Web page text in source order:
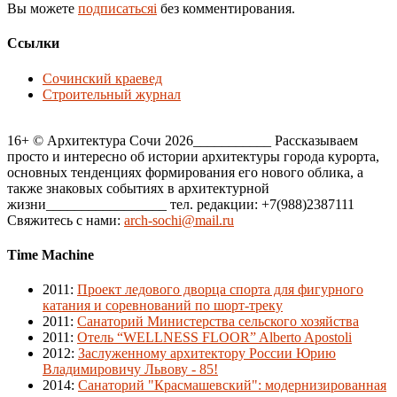
Вы можете подписатьсяi без комментирования.
Ссылки
Сочинский краевед
Строительный журнал
16+ © Архитектура Сочи 2026___________ Рассказываем
просто и интересно об истории архитектуры города курорта,
основных тенденциях формирования его нового облика, а
также знаковых событиях в архитектурной
жизни_________________ тел. редакции: +7(988)2387111
Свяжитесь с нами: arch-sochi@mail.ru
Time Machine
2011 : Проект ледового дворца спорта для фигурного
катания и соревнований по шорт-треку
2011 : Санаторий Министерства сельского хозяйства
2011 : Отель “WELLNESS FLOOR” Alberto Apostoli
2012: Заслуженному архитектору России Юрию
Владимировичу Львову - 85!
2014: Санаторий "Красмашевский": модернизированная